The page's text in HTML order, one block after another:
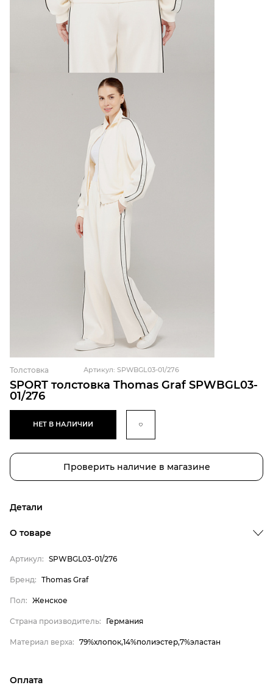
SPORT толстовка Thomas Graf SPWBGL03-
01/276
Толстовка Артикул: SPWBGL03-01/276
НЕТ В НАЛИЧИИ
Проверить наличие в магазине
Детали
Бренд
Thomas Graf
О товаре
Артикул: SPWBGL03-01/276
Бренд: Thomas Graf
Пол: Женское
Страна производитель: Германия
Материал верха: 79%хлопок,14%полиэстер,7%эластан
Оплата